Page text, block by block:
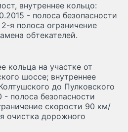
внутреннее кольцо:
- полоса безопасности
я полоса ограничение
обтекателей.
кольца на участке от
шоссе; внутреннее
до Пулковского
- полоса безопасности
скорости 90 км/
очистка дорожного